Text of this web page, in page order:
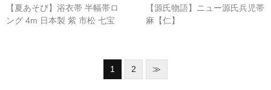
【夏あそび】浴衣帯 半幅帯ロ
ング 4m 日本製 紫 市松 七宝
【源氏物語】ニュー源氏兵児帯
麻【仁】
1 2 ≫